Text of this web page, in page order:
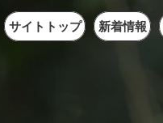
サイトトップ 新着情報